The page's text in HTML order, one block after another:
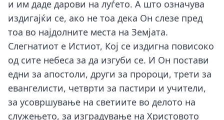
и им даде дарови на луѓето. А што означува
издигајќи се, ако не тоа дека Он слезе пред
тоа во најдолните места на Земјата.
Слегнатиот е Истиот, Кој се издигна повисоко
од сите небеса за да изгуби се. И Он постави
едни за апостоли, други за пророци, трети за
евангелисти, четврти за пастири и учители,
за усовршување на светиите во делото на
служењето, за изградување на Христовото